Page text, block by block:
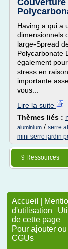
Couverture
Having a qui a
dimensionnels
large-Spread
Polycarbonate
également
stress en
importante
vous...
Lire la suite
Thèmes liés :
aluminium / serre
mini serre jardin
9 Ressources
Accueil |
d'utilisation |
de cette page
Pour ajouter
CGUs